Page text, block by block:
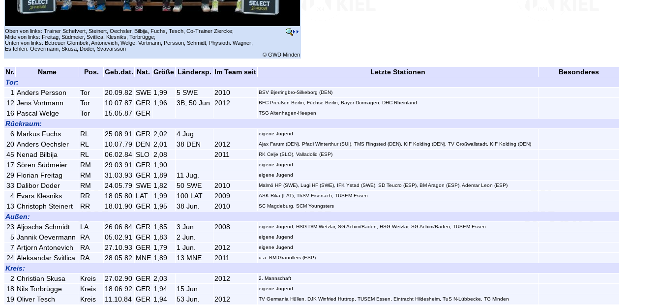
Oben von links: Trainer Schefvert, Steinert, Oechsler, Bilbija, Fuchs, Tesch, Co-Trainer Ziercke;
Mitte von links: Freitag, Südmeier, Svitlica, Klesniks, Torbrügge;
Unten von links: Betreuer Glombek, Antonevich, Welge, Vortmann, Persson, Schmidt, Physioth. Wagner;
Es fehlen: Oevermann, Skusa, Doder, Svavarsson
© GWD Minden
Nr. Name Pos. Geb.dat. Nat. Größe Ländersp. Im Team seit Letzte Stationen
Besonderes
Tor:
1 Anders Persson Tor 20.09.82 SWE 1,99 5 SWE 2010 BSV Bjerringbro-Silkeborg (DEN)
12 Jens Vortmann Tor 10.07.87 GER 1,96 3B, 50 Jun. 2012 BFC Preußen Berlin, Füchse Berlin, Bayer Dormagen, DHC Rheinland
16 Pascal Welge Tor 15.05.87 GER TSG Altenhagen-Heepen
Rückraum:
6 Markus Fuchs RL 25.08.91 GER 2,02 4 Jug. eigene Jugend
20 Anders Oechsler RL 10.07.79 DEN 2,01 38 DEN 2012 Ajax Farum (DEN), Pfadi Winterthur (SUI), TMS Ringsted (DEN), KIF Kolding (DEN), TV Großwallstadt, KIF Kolding (DEN)
45 Nenad Bilbija RL 06.02.84 SLO 2,08 2011 RK Celje (SLO), Valladolid (ESP)
17 Sören Südmeier RM 29.03.91 GER 1,90 eigene Jugend
29 Florian Freitag RM 31.03.93 GER 1,89 11 Jug. eigene Jugend
33 Dalibor Doder RM 24.05.79 SWE 1,82 50 SWE 2010 Malmö HP (SWE), Lugi HF (SWE), IFK Ystad (SWE), SD Teucro (ESP), BM Aragon (ESP), Ademar Leon (ESP)
4 Evars Klesniks RR 18.05.80 LAT 1,99 100 LAT 2009 ASK Rika (LAT), ThSV Eisenach, TUSEM Essen
13 Christoph Steinert RR 18.01.90 GER 1,95 38 Jun. 2010 SC Magdeburg, SCM Youngsters
Außen:
23 Aljoscha Schmidt LA 26.06.84 GER 1,85 3 Jun. 2008 eigene Jugend, HSG D/M Wetzlar, SG Achim/Baden, HSG Wetzlar, SG Achim/Baden, TUSEM Essen
5 Jannik Oevermann RA 05.02.91 GER 1,83 2 Jun. eigene Jugend
7 Artjorn Antonevich RA 27.10.93 GER 1,79 1 Jun. 2012 eigene Jugend
24 Aleksandar Svitlica RA 28.05.82 MNE 1,89 13 MNE 2011 u.a. BM Granollers (ESP)
Kreis:
2 Christian Skusa Kreis 27.02.90 GER 2,03 2012 2. Mannschaft
18 Nils Torbrügge Kreis 18.06.92 GER 1,94 15 Jun. eigene Jugend
19 Oliver Tesch Kreis 11.10.84 GER 1,94 53 Jun. 2012 TV Germania Hüllen, DJK Winfried Huttrop, TUSEM Essen, Eintracht Hildesheim, TuS N-Lübbecke, TG Minden